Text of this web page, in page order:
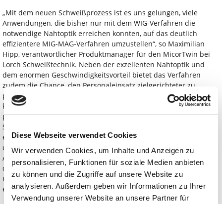
Diese Webseite verwendet Cookies
Wir verwenden Cookies, um Inhalte und Anzeigen zu
personalisieren, Funktionen für soziale Medien anbieten
zu können und die Zugriffe auf unsere Website zu
analysieren. Außerdem geben wir Informationen zu Ihrer
Verwendung unserer Website an unsere Partner für
„Mit dem neuen Schweißprozess ist es uns gelungen, viele
Anwendungen, die bisher nur mit dem WIG-Verfahren die
notwendige Nahtoptik erreichen konnten, auf das deutlich
effizientere MIG-MAG-Verfahren umzustellen“, so Maximilian
Hipp, verantwortlicher Produktmanager für den MicorTwin bei
Lorch Schweißtechnik. Neben der exzellenten Nahtoptik und
dem enormen Geschwindigkeitsvorteil bietet das Verfahren
zudem die Chance, den Personaleinsatz zielgerichteter zu
planen. Hipp: „Durch die einfache Handhabung des MicorTwin
kann nahezu jedes Unternehmen qualitative Sichtnähte
produzieren bei hoher Produktivität. Hochspezialisierte WIG-
Schweißer werden entlastet und MIG-MAG Schweißer erhalten
einen neuen Prozess, der einfach ist, aber höchste Qualität
ermöglicht.“ Zudem müssen einige Unternehmen keine doppelte
Ausrüstung mehr vorhalten. Gerade bei der Verbindung von
dünnen und mittelstarken Blechen von 1-8 Millimetern können
mit dem MicorTwin schöne, gleichmäßig geschuppte Nähte
erzielt werden.